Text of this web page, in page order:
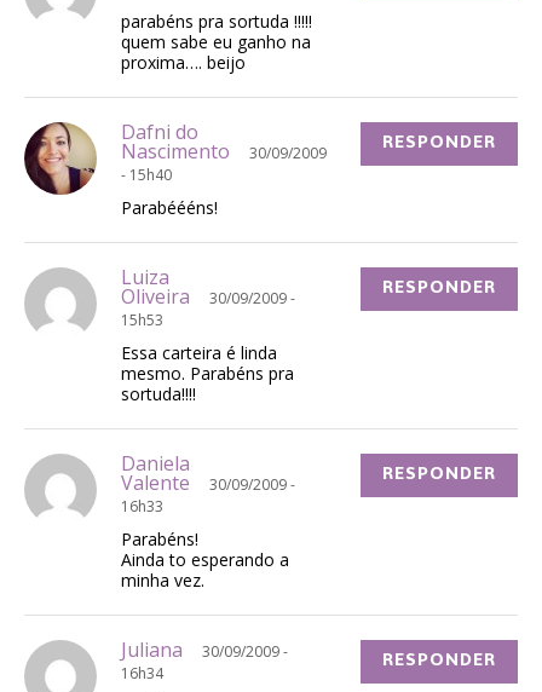
parabéns pra sortuda !!!!!
quem sabe eu ganho na
proxima…. beijo
Dafni do
Nascimento
30/09/2009
- 15h40
Parabéééns!
RESPONDER
Luiza
Oliveira
30/09/2009 -
15h53
Essa carteira é linda
mesmo. Parabéns pra
sortuda!!!!
RESPONDER
Daniela
Valente
30/09/2009 -
16h33
Parabéns!
Ainda to esperando a
minha vez.
RESPONDER
Juliana
30/09/2009 -
16h34
RESPONDER